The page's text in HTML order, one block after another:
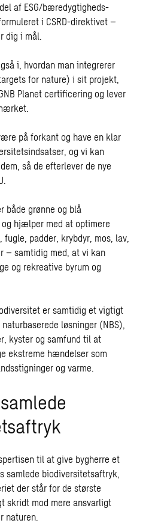
af ESG/bæredygtigheds-
i CSRD-direktivet –
dig i mål.
i, hvordan man integrerer
for nature) i sit projekt,
Planet certificering og lever
på forkant og have en klar
og vi kan
så de efterlever de nye
både grønne og blå
hjælper med at optimere
padder, krybdyr, mos, lav,
– samtidig med, at vi kan
og rekreative byrum og
er samtidig et vigtigt
løsninger (NBS),
kyster og samfund til at
ekstreme hændelser som
og varme.
til at give bygherre et
samlede biodiversitetsaftryk,
der står for de største
skridt mod mere ansvarligt
naturen.